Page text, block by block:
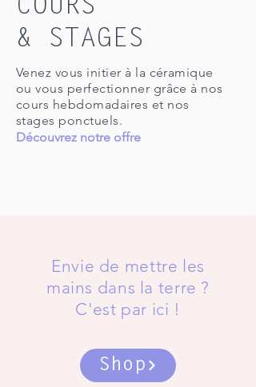
COURS
& STAGES
Venez vous initier à la céramique
ou vous perfectionner grâce à nos
cours hebdomadaires et nos
stages ponctuels.
Découvrez notre offre
Envie de mettre les
mains dans la terre ?
C'est par ici !
Shop